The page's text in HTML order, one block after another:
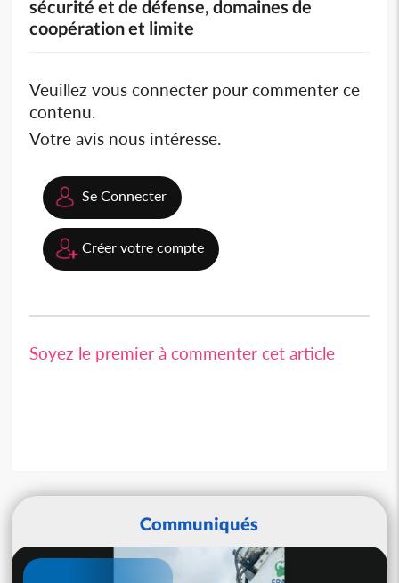
sécurité et de défense, domaines de
coopération et limite
Veuillez vous connecter pour commenter ce
contenu.
Votre avis nous intéresse.
Se Connecter
Créer votre compte
Soyez le premier à commenter cet article
Communiqués